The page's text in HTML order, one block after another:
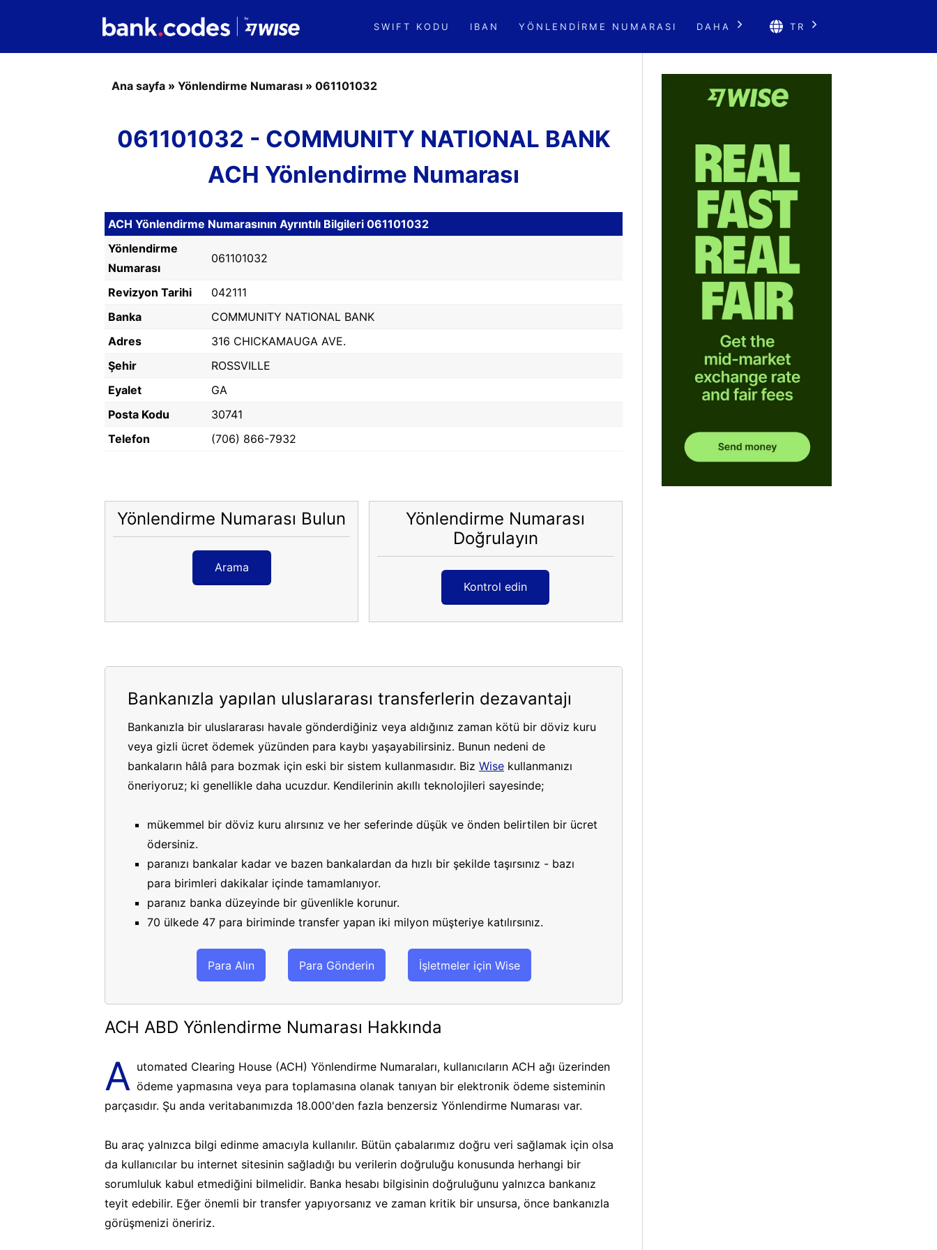
SWIFT KODU IBAN YÖNLENDIRME NUMARASI DAHA TR
Ana sayfa » Yönlendirme Numarası » 061101032
061101032 - COMMUNITY NATIONAL BANK
ACH Yönlendirme Numarası
ACH Yönlendirme Numarasının Ayrıntılı Bilgileri 061101032
Yönlendirme
Numarası
061101032
Revizyon Tarihi
042111
Banka
COMMUNITY NATIONAL BANK
Adres
316 CHICKAMAUGA AVE.
Şehir
ROSSVILLE
Eyalet
GA
Posta Kodu
30741
Telefon
(706) 866-7932
Yönlendirme Numarası Bulun
Arama
Yönlendirme Numarası
Doğrulayın
Kontrol edin
Bankanızla yapılan uluslararası transferlerin dezavantajı
Bankanızla bir uluslararası havale gönderdiğiniz veya aldığınız zaman kötü bir döviz kuru
veya gizli ücret ödemek yüzünden para kaybı yaşayabilirsiniz. Bunun nedeni de
bankaların hâlâ para bozmak için eski bir sistem kullanmasıdır. Biz Wise kullanmanızı
öneriyoruz; ki genellikle daha ucuzdur. Kendilerinin akıllı teknolojileri sayesinde;
mükemmel bir döviz kuru alırsınız ve her seferinde düşük ve önden belirtilen bir ücret
ödersiniz.
paranızı bankalar kadar ve bazen bankalardan da hızlı bir şekilde taşırsınız - bazı
para birimleri dakikalar içinde tamamlanıyor.
paranız banka düzeyinde bir güvenlikle korunur.
70 ülkede 47 para biriminde transfer yapan iki milyon müşteriye katılırsınız.
Para Alın Para Gönderin İşletmeler için Wise
ACH ABD Yönlendirme Numarası Hakkında
A utomated Clearing House (ACH) Yönlendirme Numaraları, kullanıcıların ACH ağı üzerinden
ödeme yapmasına veya para toplamasına olanak tanıyan bir elektronik ödeme sisteminin
parçasıdır. Şu anda veritabanımızda 18.000'den fazla benzersiz Yönlendirme Numarası var.
Bu araç yalnızca bilgi edinme amacıyla kullanılır. Bütün çabalarımız doğru veri sağlamak için olsa
da kullanıcılar bu internet sitesinin sağladığı bu verilerin doğruluğu konusunda herhangi bir
sorumluluk kabul etmediğini bilmelidir. Banka hesabı bilgisinin doğruluğunu yalnızca bankanız
teyit edebilir. Eğer önemli bir transfer yapıyorsanız ve zaman kritik bir unsursa, önce bankanızla
görüşmenizi öneririz.